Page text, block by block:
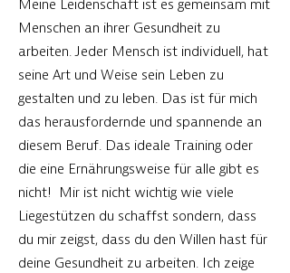
Meine Leidenschaft ist es gemeinsam mit
Menschen an ihrer Gesundheit zu
arbeiten. Jeder Mensch ist individuell, hat
seine Art und Weise sein Leben zu
gestalten und zu leben. Das ist für mich
das herausfordernde und spannende an
diesem Beruf. Das ideale Training oder
die eine Ernährungsweise für alle gibt es
nicht! Mir ist nicht wichtig wie viele
Liegestützen du schaffst sondern, dass
du mir zeigst, dass du den Willen hast für
deine Gesundheit zu arbeiten. Ich zeige